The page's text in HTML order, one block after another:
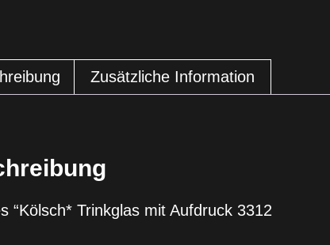
Zusätzliche Information
“Kölsch* Trinkglas mit Aufdruck 3312